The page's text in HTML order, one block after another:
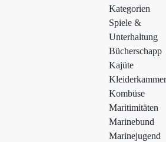
Kategorien
Spiele &
Unterhaltung
Bücherschapp
Kajüte
Kleiderkammer
Kombüse
Maritimitäten
Marinebund
Marinejugend